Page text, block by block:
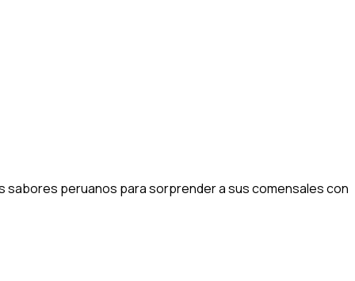
sabores peruanos para sorprender a sus comensales con